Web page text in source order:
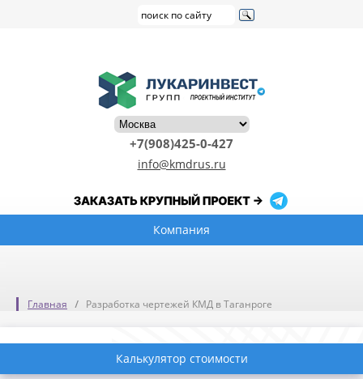
+7(908)425-0-427
info@kmdrus.ru
Компания
Главная Разработка чертежей КМД в Таганроге
Калькулятор стоимости